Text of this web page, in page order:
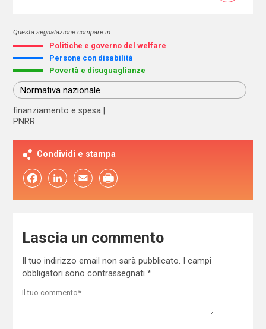
Questa segnalazione compare in:
Politiche e governo del welfare
Persone con disabilità
Povertà e disuguaglianze
Normativa nazionale
finanziamento e spesa
PNRR
Condividi e stampa
FacebookLinkedIn Email
Lascia un commento
Il tuo indirizzo email non sarà pubblicato.
I campi
obbligatori sono contrassegnati *